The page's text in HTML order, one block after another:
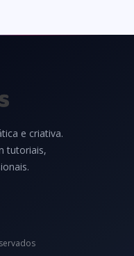
e criativa.
tutoriais,